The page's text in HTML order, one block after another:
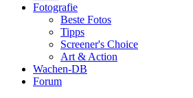
Fotografie
Beste Fotos
Tipps
Screener's Choice
Art & Action
Wachen-DB
Forum